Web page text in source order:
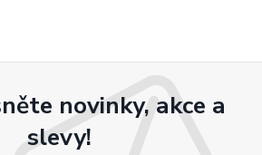
novinky, akce a
slevy!